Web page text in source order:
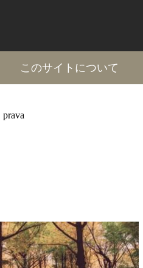
このサイトについて
prava